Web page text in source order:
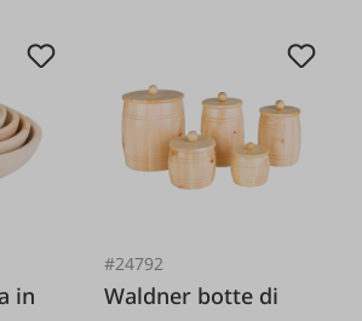
#24792
Waldner botte di